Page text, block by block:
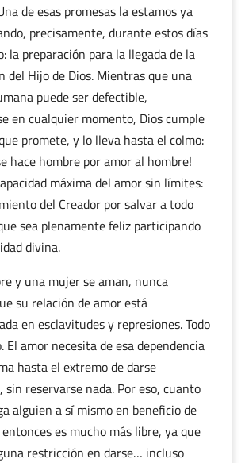
de esas promesas la estamos ya
precisamente, durante estos días
la preparación para la llegada de la
del Hijo de Dios. Mientras que una
puede ser defectible,
en cualquier momento, Dios cumple
promete, y lo lleva hasta el colmo:
hace hombre por amor al hombre!
máxima del amor sin límites:
del Creador por salvar a todo
sea plenamente feliz participando
divina.
y una mujer se aman, nunca
su relación de amor está
en esclavitudes y represiones. Todo
El amor necesita de esa dependencia
hasta el extremo de darse
reservarse nada. Por eso, cuanto
alguien a sí mismo en beneficio de
es mucho más libre, ya que
restricción en darse… incluso